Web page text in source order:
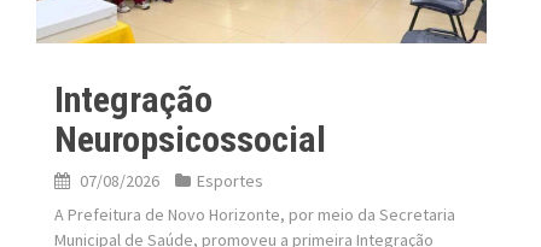
Integração
Neuropsicossocial
07/08/2026
Esportes
A Prefeitura de Novo Horizonte, por meio da Secretaria
Municipal de Saúde, promoveu a primeira Integração